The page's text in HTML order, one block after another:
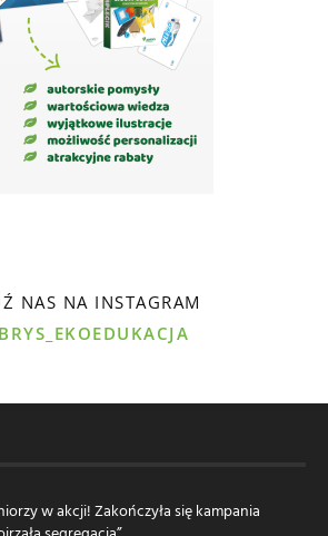
NAS NA INSTAGRAM
w akcji! Zakończyła się kampania